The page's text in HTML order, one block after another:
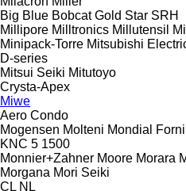
Big Blue Bobcat Gold Star SRH
Millipore Milltronics Millutensil
Minipack-Torre Mitsubishi
D-series
Mitsui Seiki Mitutoyo
Crysta-Apex
Miwe
Aero Condo
Mogensen Molteni Mondial Forni
KNC 5 1500
Monnier+Zahner Moore Morara
Morgana Mori Seiki
CL NL